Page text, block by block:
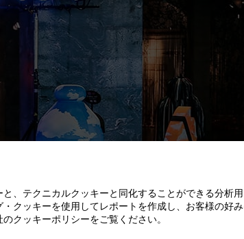
、テクニカルクッキーと同化することができる分析
クッキーを使用してレポートを作成し、お客様の好
のクッキーポリシーをご覧ください。